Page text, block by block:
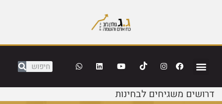
דרושים משגיחים לבחינות